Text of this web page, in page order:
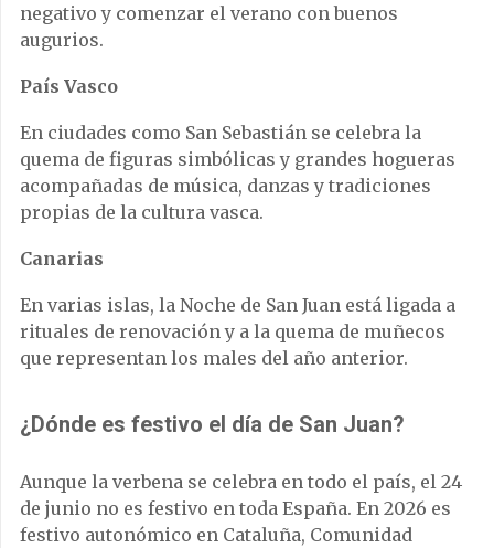
negativo y comenzar el verano con buenos
augurios.
País Vasco
En ciudades como San Sebastián se celebra la
quema de figuras simbólicas y grandes hogueras
acompañadas de música, danzas y tradiciones
propias de la cultura vasca.
Canarias
En varias islas, la Noche de San Juan está ligada a
rituales de renovación y a la quema de muñecos
que representan los males del año anterior.
¿Dónde es festivo el día de San Juan?
Aunque la verbena se celebra en todo el país, el 24
de junio no es festivo en toda España. En 2026 es
festivo autonómico en Cataluña, Comunidad